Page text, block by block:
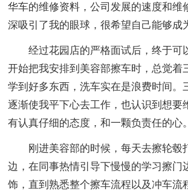
华车的维修资料，公司发展的速度和维
深吸引了我的眼球，很希望自己能够成
经过花园店的严格面试后，终于可
开始把我安排到美容部擦车时，总觉着
学到好多东西，洗车实在是浪费时间。
逐渐使我平下心去工作，也认识到想要
有认真仔细的态度，和一颗负责任的心。
刚进美容部的时候，每天去擦轮毂
边，在同事热情引导下慢慢的学习擦门
饰，直到熟悉整个擦车流程以及冲车流